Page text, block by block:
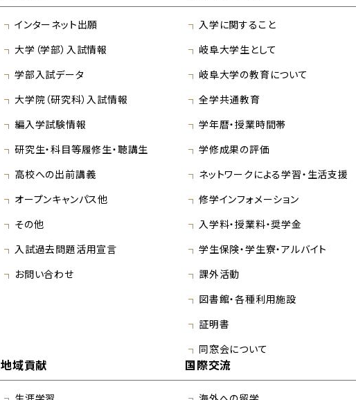
インターネット出願
大学（学部）入試情報
学部入試データ
大学院（研究科）入試情報
編入学試験情報
研究生・科目等履修生・聴講生
高校への出前講義
オープンキャンパス他
その他
入試過去問題活用宣言
お問い合わせ
入学に関すること
岐阜大学生として
岐阜大学の教育について
全学共通教育
学年暦・授業時間帯
学修成果の評価
ネットワークによる学習・生活支援
修学インフォメーション
入学料・授業料・奨学金
学生保険・学生寮・アルバイト
課外活動
図書館・各種利用施設
証明書
同窓会について
地域貢献 国際交流